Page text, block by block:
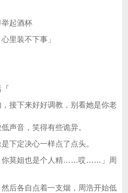
起酒杯
里装不下事」
下来好好调教，别看她是你老
声音，笑得有些诡异。
决心一样点了点头。
莫姐也是个人精……哎……」周
各自点着一支烟，周浩开始低